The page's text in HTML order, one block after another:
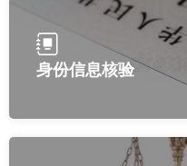
身份信息核验